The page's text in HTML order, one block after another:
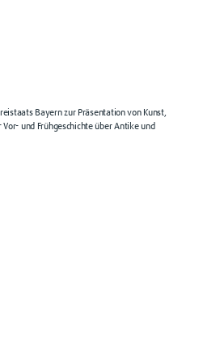
Bayern zur Präsentation von Kunst,
und Frühgeschichte über Antike und